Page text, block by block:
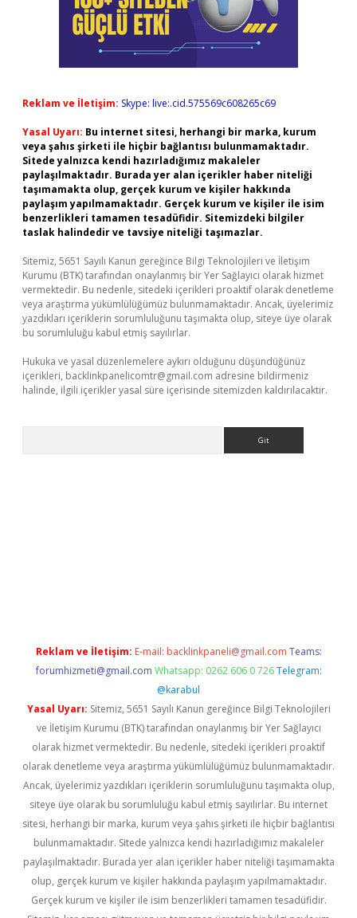
Reklam ve İletişim: Skype: live:.cid.575569c608265c69
Yasal Uyarı: Bu internet sitesi, herhangi bir marka, kurum
veya şahıs şirketi ile hiçbir bağlantısı bulunmamaktadır.
Sitede yalnızca kendi hazırladığımız makaleler
paylaşılmaktadır. Burada yer alan içerikler haber niteliği
taşımamakta olup, gerçek kurum ve kişiler hakkında
paylaşım yapılmamaktadır. Gerçek kurum ve kişiler ile isim
benzerlikleri tamamen tesadüfidir. Sitemizdeki bilgiler
taslak halindedir ve tavsiye niteliği taşımazlar.
Sitemiz, 5651 Sayılı Kanun gereğince Bilgi Teknolojileri ve İletişim
Kurumu (BTK) tarafından onaylanmış bir Yer Sağlayıcı olarak hizmet
vermektedir. Bu nedenle, sitedeki içerikleri proaktif olarak denetleme
veya araştırma yükümlülüğümüz bulunmamaktadır. Ancak, üyelerimiz
yazdıkları içeriklerin sorumluluğunu taşımakta olup, siteye üye olarak
bu sorumluluğu kabul etmiş sayılırlar.
Hukuka ve yasal düzenlemelere aykırı olduğunu düşündüğünüz
içerikleri, backlinkpanelicomtr@gmail.com adresine bildirmeniz
halinde, ilgili içerikler yasal süre içerisinde sitemizden kaldırılacaktır.
Reklam ve İletişim: E-mail: backlinkpaneli@gmail.com Teams:
forumhizmeti@gmail.com Whatsapp: 0262 606 0 726 Telegram:
@karabul
Yasal Uyarı: Sitemiz, 5651 Sayılı Kanun gereğince Bilgi Teknolojileri
ve İletişim Kurumu (BTK) tarafından onaylanmış bir Yer Sağlayıcı
olarak hizmet vermektedir. Bu nedenle, sitedeki içerikleri proaktif
olarak denetleme veya araştırma yükümlülüğümüz bulunmamaktadır.
Ancak, üyelerimiz yazdıkları içeriklerin sorumluluğunu taşımakta olup,
siteye üye olarak bu sorumluluğu kabul etmiş sayılırlar. Bu internet
sitesi, herhangi bir marka, kurum veya şahıs şirketi ile hiçbir bağlantısı
bulunmamaktadır. Sitede yalnızca kendi hazırladığımız makaleler
paylaşılmaktadır. Burada yer alan içerikler haber niteliği taşımamakta
olup, gerçek kurum ve kişiler hakkında paylaşım yapılmamaktadır.
Gerçek kurum ve kişiler ile isim benzerlikleri tamamen tesadüfidir.